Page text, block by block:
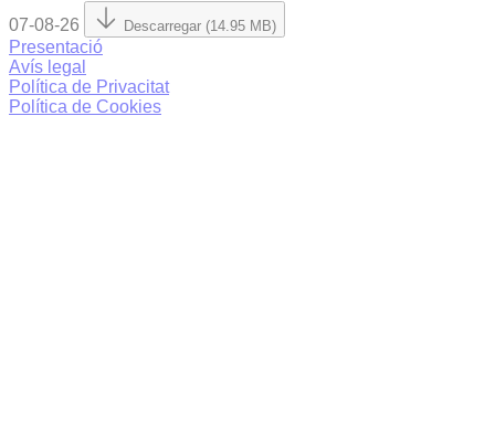
07-08-26 Descarregar (14.95 MB)
Presentació
Avís legal
Política de Privacitat
Política de Cookies